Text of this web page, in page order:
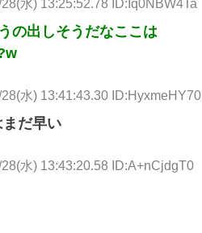
の出しそうだなここは
水) 13:41:43.30 ID:HyxmeHY70
だ早い
水) 13:43:20.58 ID:A+nCjdgT0